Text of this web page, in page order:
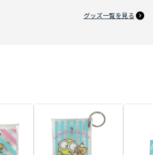
グッズ一覧を見る